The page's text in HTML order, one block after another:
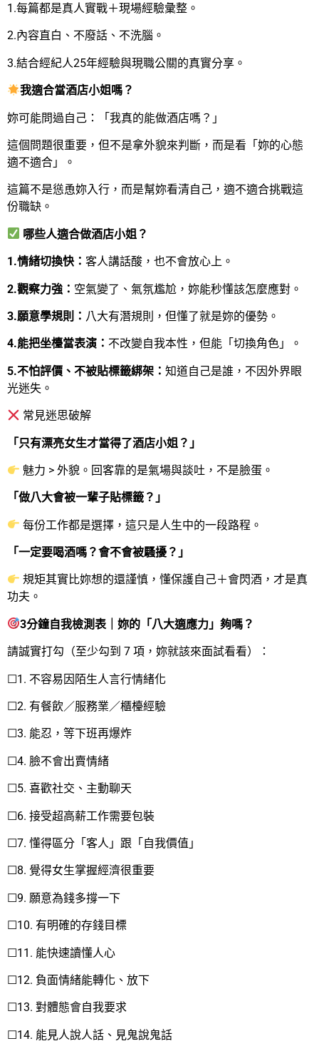
1.每篇都是真人實戰＋現場經驗彙整。
2.內容直白、不廢話、不洗腦。
3.結合經紀人25年經驗與現職公關的真實分享。
我適合當酒店小姐嗎？
妳可能問過自己：「我真的能做酒店嗎？」
這個問題很重要，但不是拿外貌來判斷，而是看「妳的心態
適不適合」。
這篇不是慫恿妳入行，而是幫妳看清自己，適不適合挑戰這
份職缺。
哪些人適合做酒店小姐？
1.情緒切換快： 客人講話酸，也不會放心上。
2.觀察力強： 空氣變了、氣氛尷尬，妳能秒懂該怎麼應對。
3.願意學規則： 八大有潛規則，但懂了就是妳的優勢。
4.能把坐檯當表演： 不改變自我本性，但能「切換角色」。
5.不怕評價、不被貼標籤綁架： 知道自己是誰，不因外界眼
光迷失。
常見迷思破解
「只有漂亮女生才當得了酒店小姐？」
魅力 > 外貌。回客靠的是氣場與談吐，不是臉蛋。
「做八大會被一輩子貼標籤？」
每份工作都是選擇，這只是人生中的一段路程。
「一定要喝酒嗎？會不會被騷擾？」
規矩其實比妳想的還謹慎，懂保護自己＋會閃酒，才是真
功夫。
3分鐘自我檢測表｜妳的「八大適應力」夠嗎？
請誠實打勾（至少勾到 7 項，妳就該來面試看看）：
☐1. 不容易因陌生人言行情緒化
☐2. 有餐飲／服務業／櫃檯經驗
☐3. 能忍，等下班再爆炸
☐4. 臉不會出賣情緒
☐5. 喜歡社交、主動聊天
☐6. 接受超高薪工作需要包裝
☐7. 懂得區分「客人」跟「自我價值」
☐8. 覺得女生掌握經濟很重要
☐9. 願意為錢多撐一下
☐10. 有明確的存錢目標
☐11. 能快速讀懂人心
☐12. 負面情緒能轉化、放下
☐13. 對體態會自我要求
☐14. 能見人說人話、見鬼說鬼話